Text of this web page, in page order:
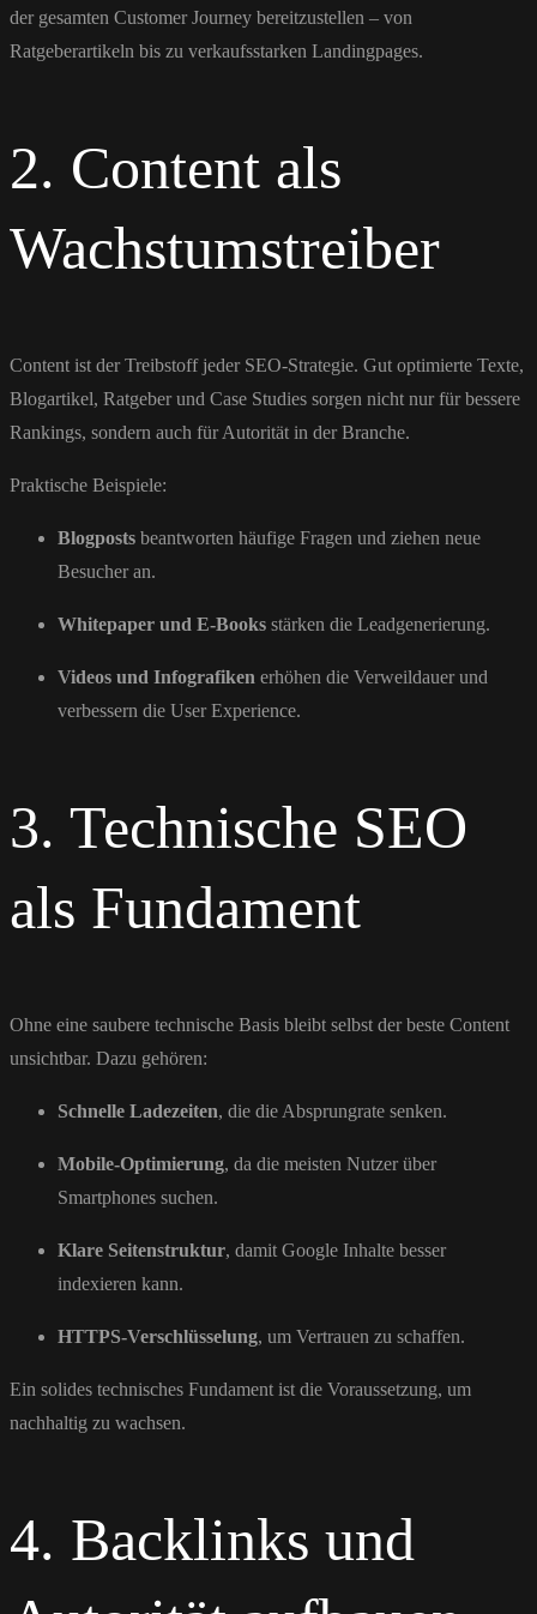
der gesamten Customer Journey bereitzustellen – von
Ratgeberartikeln bis zu verkaufsstarken Landingpages.
2. Content als
Wachstumstreiber
Content ist der Treibstoff jeder SEO-Strategie. Gut optimierte Texte,
Blogartikel, Ratgeber und Case Studies sorgen nicht nur für bessere
Rankings, sondern auch für Autorität in der Branche.
Praktische Beispiele:
Blogposts beantworten häufige Fragen und ziehen neue
Besucher an.
Whitepaper und E-Books stärken die Leadgenerierung.
Videos und Infografiken erhöhen die Verweildauer und
verbessern die User Experience.
3. Technische SEO
als Fundament
Ohne eine saubere technische Basis bleibt selbst der beste Content
unsichtbar. Dazu gehören:
Schnelle Ladezeiten, die die Absprungrate senken.
Mobile-Optimierung, da die meisten Nutzer über
Smartphones suchen.
Klare Seitenstruktur, damit Google Inhalte besser
indexieren kann.
HTTPS-Verschlüsselung, um Vertrauen zu schaffen.
Ein solides technisches Fundament ist die Voraussetzung, um
nachhaltig zu wachsen.
4. Backlinks und